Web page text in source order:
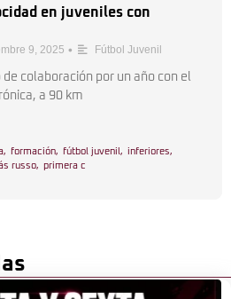
en juveniles con
9, 2025 • Fútbol Juvenil
de colaboración por un año con el
a 90 km
, formación, fútbol juvenil , inferiores,
russo, primera c